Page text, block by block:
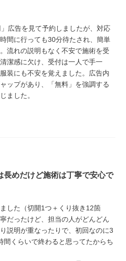
広告を見て予約しましたが、対応
間に行っても30分待たされ、簡単
流れの説明もなく不安で施術を受
潔感に欠け、受付は一人で手一
装にも不安を覚えました。広告内
ップがあり、「無料」を強調する
ました。
長めだけど施術は丁寧で安心で
した（切開1つ＋くり抜き12箇
だったけど、担当の人がどんどん
説明が重なったりで、初回なのに3
間くらいで終わると思ってたからち